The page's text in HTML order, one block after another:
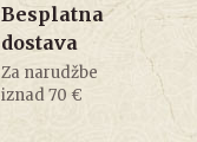
Besplatna
dostava
Za narudžbe
iznad 70 €